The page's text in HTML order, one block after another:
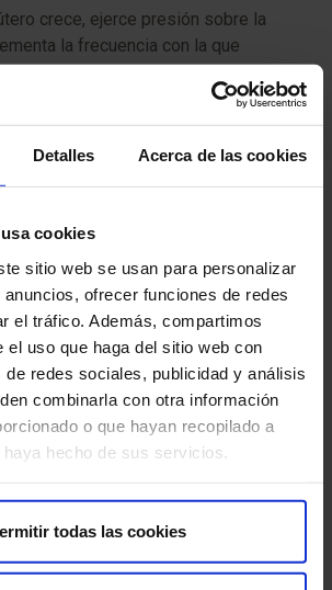
Detalles Acerca de las cookies
cookies
sitio web se usan para personalizar
ofrecer funciones de redes
el tráfico. Además, compartimos
el uso que haga del sitio web con
de redes sociales, publicidad y análisis
combinarla con otra información
o que hayan recopilado a
hecho de sus servicios.
todas las cookies
crece, ejerce presión sobre la
la frecuencia con la que
Aunque puede ser molesto, es un
embarazo.
cuenta?
de líquidos. Mantenerte
de orinar se acompaña de dolor o
lumbar, consulta con tu médico,
una infección urinaria.
cafeína, que pueden aumentar la
tu Cuerpo y Consultar con